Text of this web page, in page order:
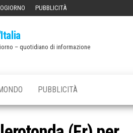
PUBBLICITÀ
– quotidiano di informazione
PUBBLICITÀ